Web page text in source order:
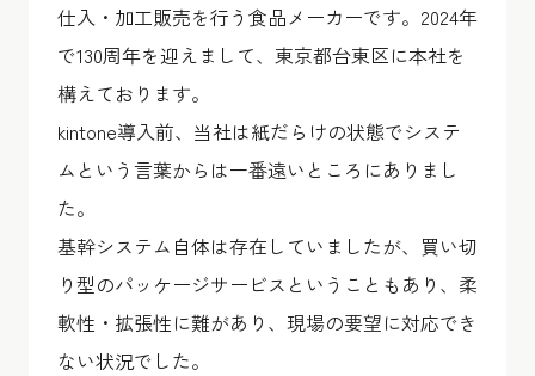
仕入・加工販売を行う食品メーカーです。2024年
で130周年を迎えまして、東京都台東区に本社を
構えております。
kintone導入前、当社は紙だらけの状態でシステ
ムという言葉からは一番遠いところにありまし
た。
基幹システム自体は存在していましたが、買い切
り型のパッケージサービスということもあり、柔
軟性・拡張性に難があり、現場の要望に対応でき
ない状況でした。